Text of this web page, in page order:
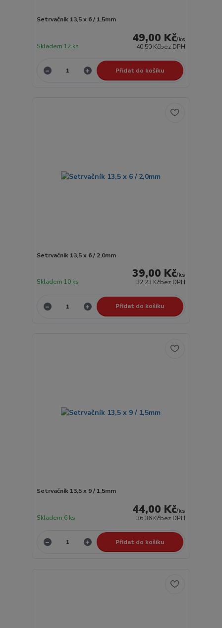
Setrvačník 13,5 x 6 / 1,5mm
49,00 Kč/ks
40,50 Kčbez DPH
Skladem 12 ks
Přidat do košíku
Setrvačník 13,5 x 6 / 2,0mm
39,00 Kč/ks
32,23 Kčbez DPH
Skladem 10 ks
Přidat do košíku
Setrvačník 13,5 x 9 / 1,5mm
44,00 Kč/ks
36,36 Kčbez DPH
Skladem 6 ks
Přidat do košíku